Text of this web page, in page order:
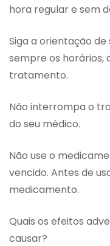
hora regular e sem
Siga a orientação
sempre os horários,
tratamento.
Não interrompa o
do seu médico.
Não use o
vencido. Antes de
medicamento.
Quais os efeitos
causar?